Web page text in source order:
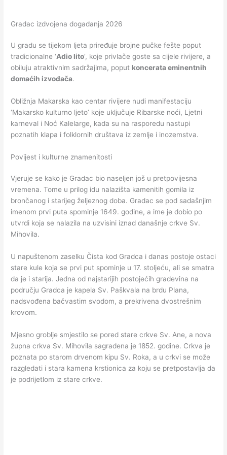
Gradac izdvojena događanja 2026
U gradu se tijekom ljeta priređuje brojne pučke fešte poput
tradicionalne ‘Adio lito‘, koje privlače goste sa cijele rivijere, a
obiluju atraktivnim sadržajima, poput koncerata eminentnih
domaćih izvođača.
Obližnja Makarska kao centar rivijere nudi manifestaciju
‘Makarsko kulturno ljeto’ koje uključuje Ribarske noći, Ljetni
karneval i Noć Kalelarge, kada su na rasporedu nastupi
poznatih klapa i folklornih društava iz zemlje i inozemstva.
Povijest i kulturne znamenitosti
Vjeruje se kako je Gradac bio naseljen još u pretpovijesna
vremena. Tome u prilog idu nalazišta kamenitih gomila iz
brončanog i starijeg željeznog doba. Gradac se pod sadašnjim
imenom prvi puta spominje 1649. godine, a ime je dobio po
utvrdi koja se nalazila na uzvisini iznad današnje crkve Sv.
Mihovila.
U napuštenom zaselku Čista kod Gradca i danas postoje ostaci
stare kule koja se prvi put spominje u 17. stoljeću, ali se smatra
da je i starija. Jedna od najstarijih postojećih građevina na
području Gradca je kapela Sv. Paškvala na brdu Plana,
nadsvođena bačvastim svodom, a prekrivena dvostrešnim
krovom.
Mjesno groblje smjestilo se pored stare crkve Sv. Ane, a nova
župna crkva Sv. Mihovila sagrađena je 1852. godine. Crkva je
poznata po starom drvenom kipu Sv. Roka, a u crkvi se može
razgledati i stara kamena krstionica za koju se pretpostavlja da
je podrijetlom iz stare crkve.